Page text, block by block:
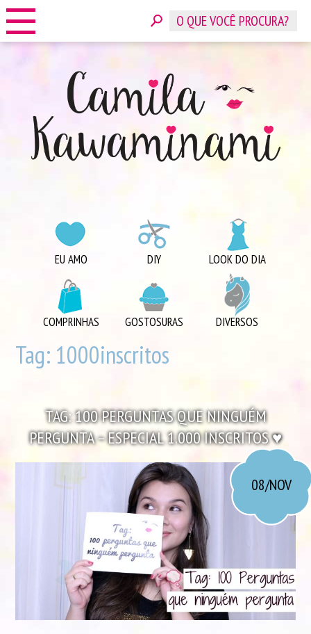
CONTATO
CATEGORIAS
COMPRINHAS
DIVERSOS
EU AMO
INSPIRAÇÕES
LOOK DO DIA
MORANDO JUNTOS
ORGANIZAÇÃO
PLAYLISTS
EU AMO DIY LOOK DO DIA
COMPRINHAS GOSTOSURAS DIVERSOS
Tag: 1000inscritos
TAG: 100 PERGUNTAS QUE NINGUÉM
PERGUNTA – ESPECIAL 1.000 INSCRITOS ♥
08/NOV